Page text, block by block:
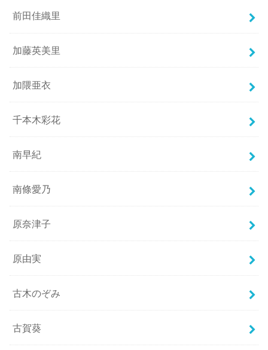
前田佳織里
加藤英美里
加隈亜衣
千本木彩花
南早紀
南條愛乃
原奈津子
原由実
古木のぞみ
古賀葵